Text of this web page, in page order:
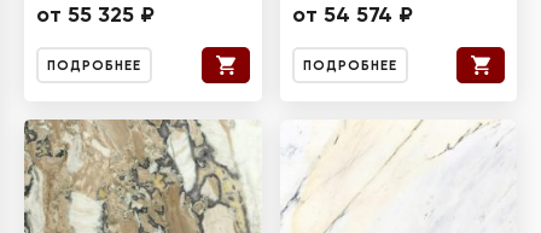
от 55 325 ₽
ПОДРОБНЕЕ
от 54 574 ₽
ПОДРОБНЕЕ